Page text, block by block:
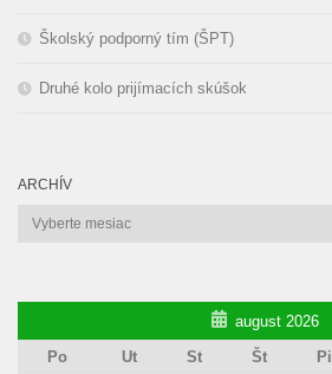
Školský podporný tím (ŠPT)
Druhé kolo prijímacích skúšok
ARCHÍV
Archív
august 2026
Po
Ut St Št Pi